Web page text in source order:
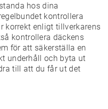
hos dina
kontrollera
korrekt enligt tillverkarens
kontrollera däckens
för att säkerställa en
underhåll och byta ut
till att du får ut det